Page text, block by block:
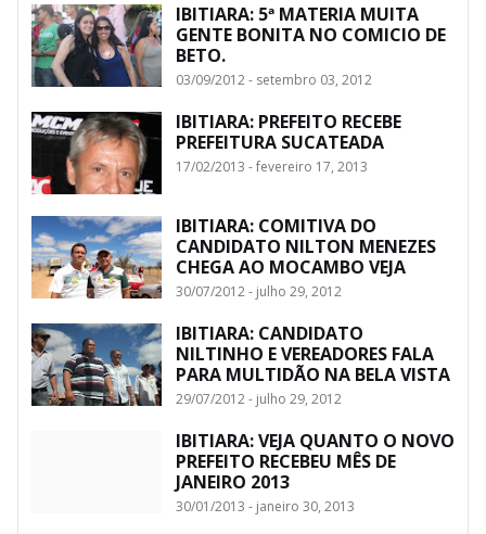
IBITIARA: 5ª MATERIA MUITA
GENTE BONITA NO COMICIO DE
BETO.
03/09/2012 - setembro 03, 2012
IBITIARA: PREFEITO RECEBE
PREFEITURA SUCATEADA
17/02/2013 - fevereiro 17, 2013
IBITIARA: COMITIVA DO
CANDIDATO NILTON MENEZES
CHEGA AO MOCAMBO VEJA
30/07/2012 - julho 29, 2012
IBITIARA: CANDIDATO
NILTINHO E VEREADORES FALA
PARA MULTIDÃO NA BELA VISTA
29/07/2012 - julho 29, 2012
IBITIARA: VEJA QUANTO O NOVO
PREFEITO RECEBEU MÊS DE
JANEIRO 2013
30/01/2013 - janeiro 30, 2013